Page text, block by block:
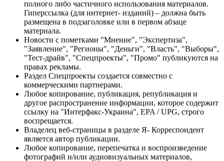
полного либо частичного использования материалов.
Гиперссылка (для интернет- изданий) – должна быть
размещена в подзаголовке или в первом абзаце
материала.
Новости с пометками "Мнение", "Экспертиза",
"Заявление", "Регионы", "Деньги", "Власть", "Выборы",
"Тест-драйв", "Спецпроекты", "Промо" публикуются на
правах рекламы.
Раздел Спецпроекты создается совместно с
коммерческими партнерами.
Любое копирование, публикация, републикация и
другое распространение информации, которое содержит
ссылку на "Интерфакс-Украина", EPA / UPG, строго
воспрещается.
Владелец веб-страницы в разделе Я- Корреспондент
является автор публикации.
Любое копирование, перепечатка и воспроизведение
фотографий и/или аудиовизуальных материалов,